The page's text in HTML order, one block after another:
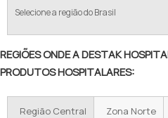
Selecione a região do Brasil
REGIÕES ONDE A DESTAK
PRODUTOS HOSPITALARES:
Região Central Zona Norte